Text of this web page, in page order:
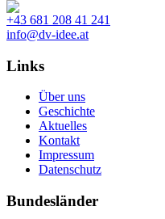
+43 681 208 41 241
info@dv-idee.at
Links
Über uns
Geschichte
Aktuelles
Kontakt
Impressum
Datenschutz
Bundesländer